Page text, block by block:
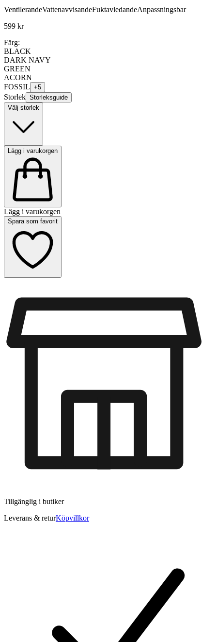
VentilerandeVattenavvisandeFuktavledandeAnpassningsbar
599 kr
Färg:
BLACK
DARK NAVY
GREEN
ACORN
FOSSIL +5
Storlek Storleksguide
Välj storlek
Lägg i varukorgen
Lägg i varukorgen
Spara som favorit
Tillgänglig i butiker
Leverans & returKöpvillkor